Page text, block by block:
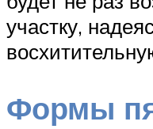
участку,
Формы